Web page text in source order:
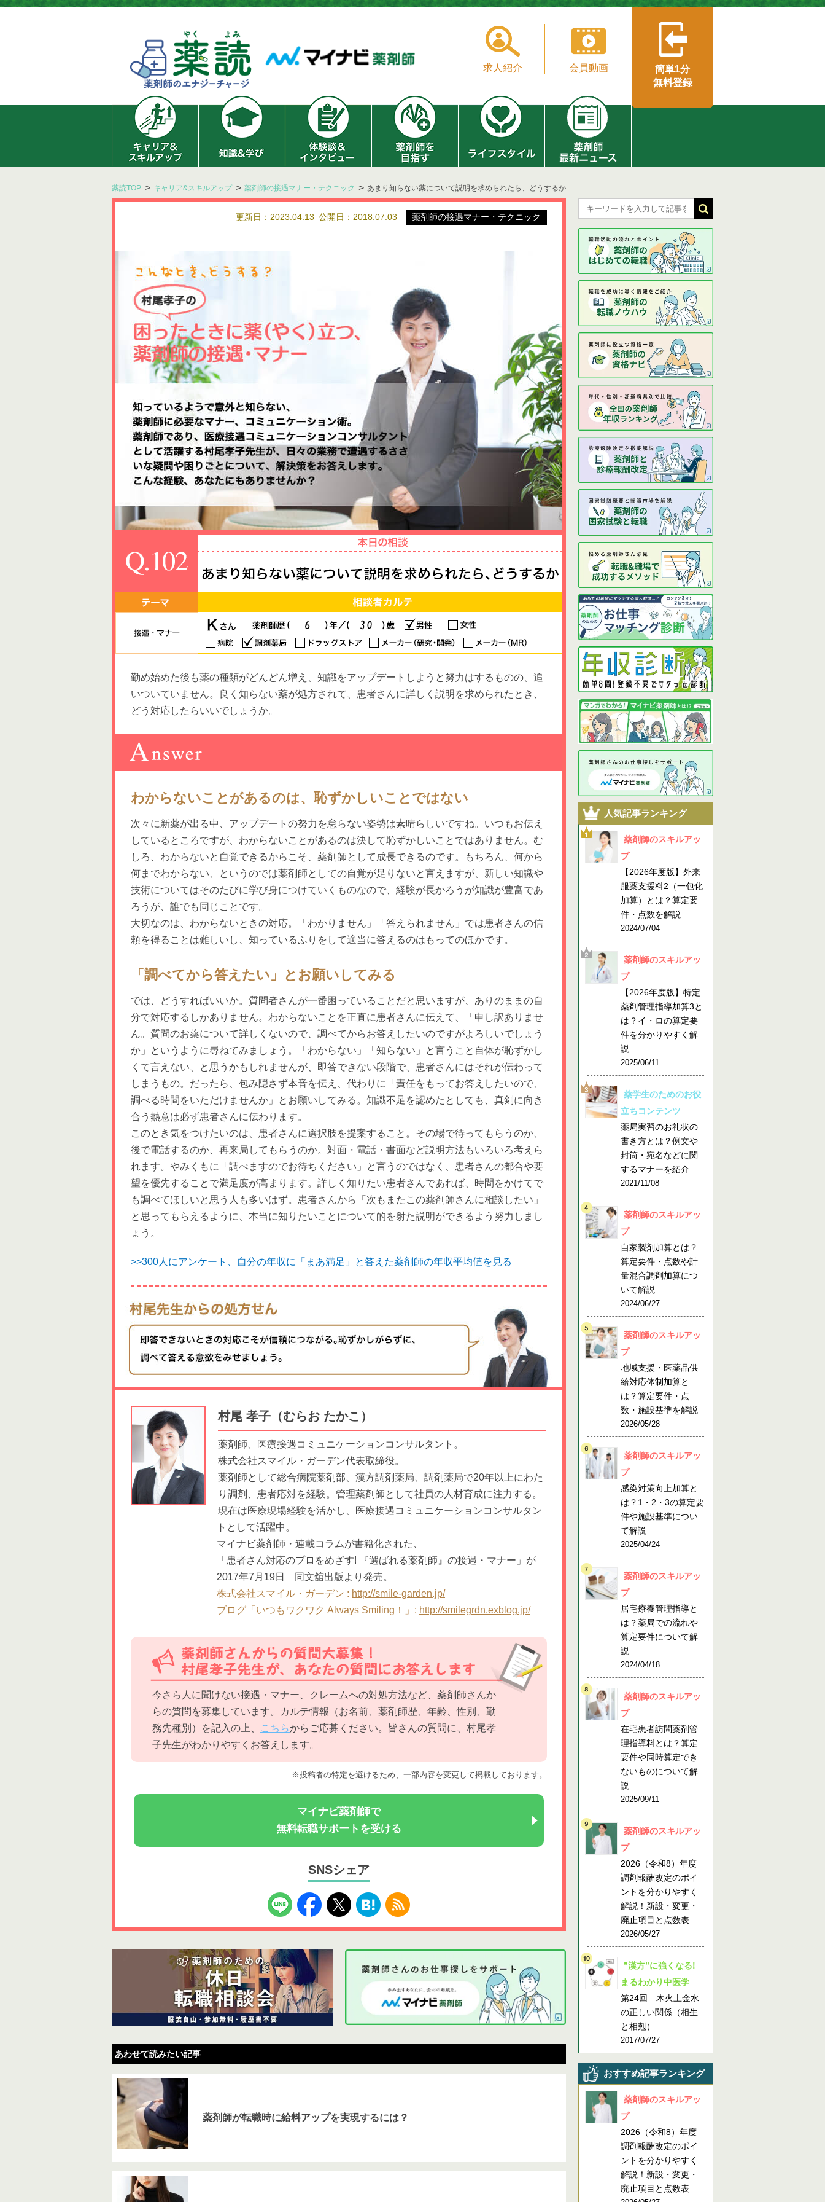
求人紹介 会員動画
簡単1分
無料登録
薬読TOP キャリア&スキルアップ 薬剤師の接遇マナー・テクニック あまり知らない薬について説明を求められたら、どうするか
更新日：2023.04.13 公開日：2018.07.03 薬剤師の接遇マナー・テクニック
勤め始めた後も薬の種類がどんどん増え、知識をアップデートしようと努力はするものの、追
いついていません。良く知らない薬が処方されて、患者さんに詳しく説明を求められたとき、
どう対応したらいいでしょうか。
わからないことがあるのは、恥ずかしいことではない
次々に新薬が出る中、アップデートの努力を怠らない姿勢は素晴らしいですね。いつもお伝え
しているところですが、わからないことがあるのは決して恥ずかしいことではありません。む
しろ、わからないと自覚できるからこそ、薬剤師として成長できるのです。もちろん、何から
何までわからない、というのでは薬剤師としての自覚が足りないと言えますが、新しい知識や
技術についてはそのたびに学び身につけていくものなので、経験が長かろうが知識が豊富であ
ろうが、誰でも同じことです。
大切なのは、わからないときの対応。「わかりません」「答えられません」では患者さんの信
頼を得ることは難しいし、知っているふりをして適当に答えるのはもってのほかです。
「調べてから答えたい」とお願いしてみる
では、どうすればいいか。質問者さんが一番困っていることだと思いますが、ありのままの自
分で対応するしかありません。わからないことを正直に患者さんに伝えて、「申し訳ありませ
ん。質問のお薬について詳しくないので、調べてからお答えしたいのですがよろしいでしょう
か」というように尋ねてみましょう。「わからない」「知らない」と言うこと自体が恥ずかし
くて言えない、と思うかもしれませんが、即答できない段階で、患者さんにはそれが伝わって
しまうもの。だったら、包み隠さず本音を伝え、代わりに「責任をもってお答えしたいので、
調べる時間をいただけませんか」とお願いしてみる。知識不足を認めたとしても、真剣に向き
合う熱意は必ず患者さんに伝わります。
このとき気をつけたいのは、患者さんに選択肢を提案すること。その場で待ってもらうのか、
後で電話するのか、再来局してもらうのか。対面・電話・書面など説明方法もいろいろ考えら
れます。やみくもに「調べますのでお待ちください」と言うのではなく、患者さんの都合や要
望を優先することで満足度が高まります。詳しく知りたい患者さんであれば、時間をかけてで
も調べてほしいと思う人も多いはず。患者さんから「次もまたこの薬剤師さんに相談したい」
と思ってもらえるように、本当に知りたいことについて的を射た説明ができるよう努力しまし
ょう。
>>300人にアンケート、自分の年収に「まあ満足」と答えた薬剤師の年収平均値を見る
村尾 孝子 （むらお たかこ）
薬剤師、医療接遇コミュニケーションコンサルタント。
株式会社スマイル・ガーデン代表取締役。
薬剤師として総合病院薬剤部、漢方調剤薬局、調剤薬局で20年以上にわた
り調剤、患者応対を経験。管理薬剤師として社員の人材育成に注力する。
現在は医療現場経験を活かし、医療接遇コミュニケーションコンサルタン
トとして活躍中。
マイナビ薬剤師・連載コラムが書籍化された、
「患者さん対応のプロをめざす! 『選ばれる薬剤師』の接遇・マナー」が
2017年7月19日 同文舘出版より発売。
株式会社スマイル・ガーデン : http://smile-garden.jp/
ブログ「いつもワクワク Always Smiling！」: http://smilegrdn.exblog.jp/
今さら人に聞けない接遇・マナー、クレームへの対処方法など、薬剤師さんか
らの質問を募集しています。カルテ情報（お名前、薬剤師歴、年齢、性別、勤
務先種別）を記入の上、
こちらからご応募ください。皆さんの質問に、村尾孝
子先生がわかりやすくお答えします。
※投稿者の特定を避けるため、一部内容を変更して掲載しております。
マイナビ薬剤師で
無料転職サポートを受ける
SNSシェア
あわせて読みたい記事
薬剤師が転職時に給料アップを実現するには？
人気記事ランキング
薬剤師のスキルアッ
プ
【2026年度版】外来
服薬支援料2（一包化
加算）とは？算定要
件・点数を解説
2024/07/04
薬剤師のスキルアッ
プ
【2026年度版】特定
薬剤管理指導加算3と
は？イ・ロの算定要
件を分かりやすく解
説
2025/06/11
薬学生のためのお役
立ちコンテンツ
薬局実習のお礼状の
書き方とは？例文や
封筒・宛名などに関
するマナーを紹介
2021/11/08
薬剤師のスキルアッ
プ
自家製剤加算とは？
算定要件・点数や計
量混合調剤加算につ
いて解説
2024/06/27
薬剤師のスキルアッ
プ
地域支援・医薬品供
給対応体制加算と
は？算定要件・点
数・施設基準を解説
2026/05/28
薬剤師のスキルアッ
プ
感染対策向上加算と
は？1・2・3の算定要
件や施設基準につい
て解説
2025/04/24
薬剤師のスキルアッ
プ
居宅療養管理指導と
は？薬局での流れや
算定要件について解
説
2024/04/18
薬剤師のスキルアッ
プ
在宅患者訪問薬剤管
理指導料とは？算定
要件や同時算定でき
ないものについて解
説
2025/09/11
薬剤師のスキルアッ
プ
2026（令和8）年度
調剤報酬改定のポイ
ントを分かりやすく
解説！新設・変更・
廃止項目と点数表
2026/05/27
”漢方”に強くなる!
まるわかり中医学
第24回 木火土金水
の正しい関係（相生
と相剋）
2017/07/27
おすすめ記事ランキング
薬剤師のスキルアッ
プ
2026（令和8）年度
調剤報酬改定のポイ
ントを分かりやすく
解説！新設・変更・
廃止項目と点数表